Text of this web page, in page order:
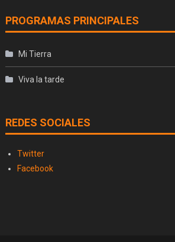
PROGRAMAS PRINCIPALES
Mi Tierra
Viva la tarde
REDES SOCIALES
Twitter
Facebook